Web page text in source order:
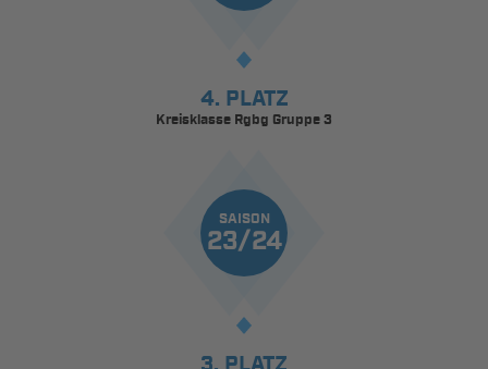
4. PLATZ
Kreisklasse Rgbg Gruppe 3
SAISON
23/24